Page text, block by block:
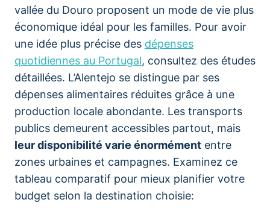
vallée du Douro proposent un mode de vie plus
économique idéal pour les familles. Pour avoir
une idée plus précise des dépenses
quotidiennes au Portugal, consultez des études
détaillées. L’Alentejo se distingue par ses
dépenses alimentaires réduites grâce à une
production locale abondante. Les transports
publics demeurent accessibles partout, mais
leur disponibilité varie énormément entre
zones urbaines et campagnes. Examinez ce
tableau comparatif pour mieux planifier votre
budget selon la destination choisie: